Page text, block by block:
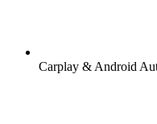
Carplay & Android